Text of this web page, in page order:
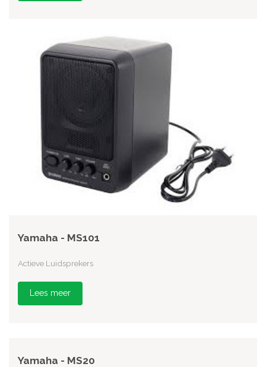
Yamaha - MS101
Actieve Luidsprekers
Lees meer
Yamaha - MS20